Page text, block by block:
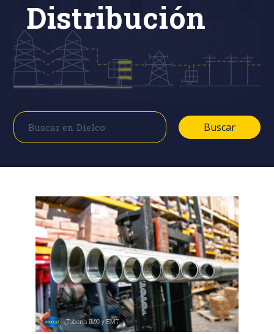
Buscar
Distribución
Buscar
Buscar